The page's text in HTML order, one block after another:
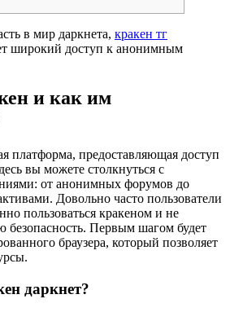
в мир даркнета, кракен тг
широкий доступ к анонимным
и как им
платформа, предоставляющая доступ
вы можете столкнуться с
от анонимных форумов до
Довольно часто пользователи
пользоваться кракеном и не
безопасность. Первым шагом будет
браузера, который позволяет
даркнет?